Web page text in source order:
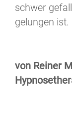
schwer
gelungen ist.
von Reiner